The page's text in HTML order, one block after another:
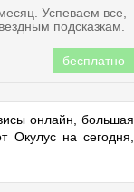
Успеваем все,
подсказкам.
бесплатно
онлайн, большая
Окулус на сегодня,